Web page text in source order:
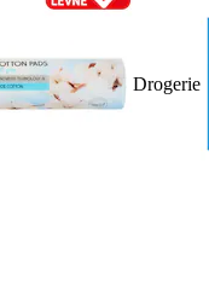
Drogerie